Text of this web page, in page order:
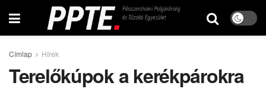
Címlap Hírek
Terelőkúpok a kerékpárokra